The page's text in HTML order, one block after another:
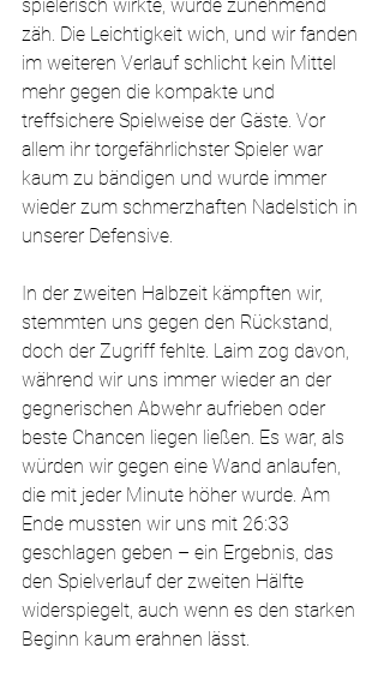
spielerisch wirkte, wurde zunehmend
zäh. Die Leichtigkeit wich, und wir fanden
im weiteren Verlauf schlicht kein Mittel
mehr gegen die kompakte und
treffsichere Spielweise der Gäste. Vor
allem ihr torgefährlichster Spieler war
kaum zu bändigen und wurde immer
wieder zum schmerzhaften Nadelstich in
unserer Defensive.
In der zweiten Halbzeit kämpften wir,
stemmten uns gegen den Rückstand,
doch der Zugriff fehlte. Laim zog davon,
während wir uns immer wieder an der
gegnerischen Abwehr aufrieben oder
beste Chancen liegen ließen. Es war, als
würden wir gegen eine Wand anlaufen,
die mit jeder Minute höher wurde. Am
Ende mussten wir uns mit 26:33
geschlagen geben – ein Ergebnis, das
den Spielverlauf der zweiten Hälfte
widerspiegelt, auch wenn es den starken
Beginn kaum erahnen lässt.